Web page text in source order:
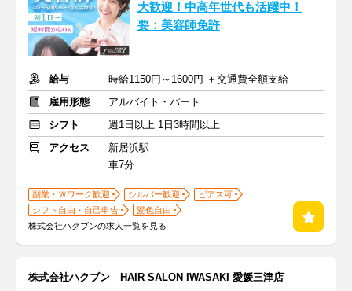
大歓迎！中高年世代も活躍中！
要：美容師免許
給与
時給1150円～1600円 ＋交通費全額支給
雇用形態
アルバイト・パート
シフト
週1日以上 1日3時間以上
アクセス
新居浜駅
車7分
副業・Ｗワーク歓迎 シルバー歓迎
ピアス可
シフト自由・自己申告
髪色自由
株式会社ハクブンの求人一覧を見る
株式会社ハクブン HAIR SALON IWASAKI 愛媛三津店